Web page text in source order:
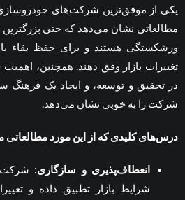
یکی از موفق‌ترین شرکت‌های
مطالعاتی نشان می‌دهد که حتی
ورشکستگی هستند و برای حفظ بقاء
تغییرات بازار وفق دهند. همچنین،
در تحقیق و توسعه، و ایجاد یک فرهنگ
شرکت را به خوبی نشان می‌دهد.
درس‌های کلیدی که از این مورد
انعطاف‌پذیری و سازگاری:
شرایط بازار تطبیق داده و